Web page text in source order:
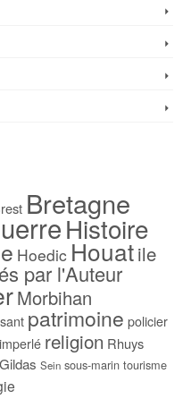
Bretagne
Histoire
Hoedic Houatile
par l'Auteur
Morbihan
patrimoine policier
religion Rhuys
Sein sous-marin tourisme